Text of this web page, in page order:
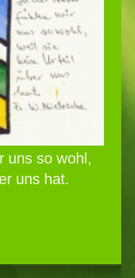
uns so wohl,
uns hat.